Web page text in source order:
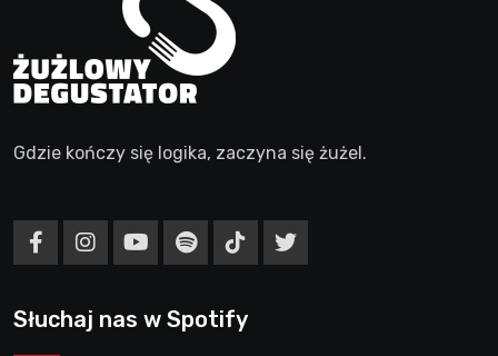
Gdzie kończy się logika, zaczyna się żużel.
Słuchaj nas w Spotify